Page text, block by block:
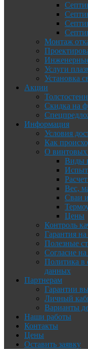
Монтаж
Услуги
Установка
Акции
Скидка на
Информация
Условия
Как
О винтовых
Виды
Вес,
Сваи
Цены
Контроль
Гарантия
Полезные
Согласие
Политика в
данных
Партнерам
Гарантии
Личный
Варианты
Наши работы
Контакты
Цены
Оставить заявку